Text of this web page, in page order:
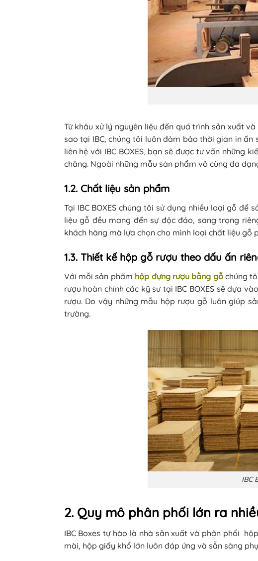
Từ khâu xử lý nguyên liệu đến quá trình sản xuất
sao tại IBC, chúng tôi luôn đảm bảo thời gian in
liên hệ với IBC BOXES, bạn sẽ được tư vấn
chăng. Ngoài những mẫu sản phẩm vô cùng đa
1.2. Chất liệu sản phẩm
Tại IBC BOXES chúng tôi sử dụng nhiều loại gỗ
liệu gỗ đều mang đến sự độc đáo, sang trọng
khách hàng mà lựa chọn cho mình loại chất liệu gỗ
1.3. Thiết kế hộp gỗ rượu theo dấu ấn
Với mỗi sản phẩm hộp đựng rượu bằng gỗchúng
rượu hoàn chỉnh các kỹ sư tại IBC BOXES sẽ dựa
rượu. Do vậy những mẫu hộp rượu gỗ luôn giúp
trường.
IBC
2. Quy mô phân phối lớn ra
IBC Boxes tự hào là nhà sản xuất và phân phối
mài, hộp giấy khổ lớn luôn đáp ứng và sẵn sàng